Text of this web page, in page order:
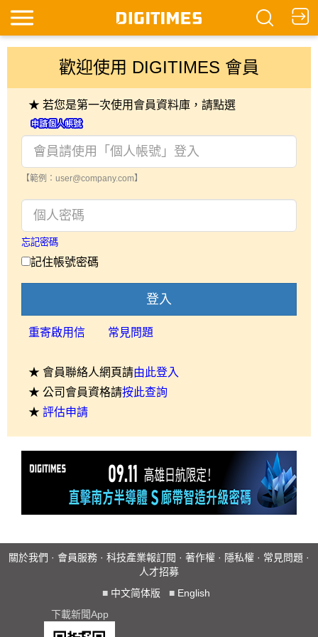
歡迎使用 DIGITIMES 會員
★ 若您是第一次使用會員資料庫，請點選
【範例：user@company.com】
忘記密碼
記住帳號密碼
登入
重寄啟用信 常見問題
★ 會員聯絡人網頁請由此登入
★ 公司會員資格請按此查詢
★ 評估申請
關於我們 · 會員服務 · 科技產業報訂閱 · 著作權 · 隱私權 · 常見問題 ·
人才招募
■ 中文简体版 ■ English
下載新聞App